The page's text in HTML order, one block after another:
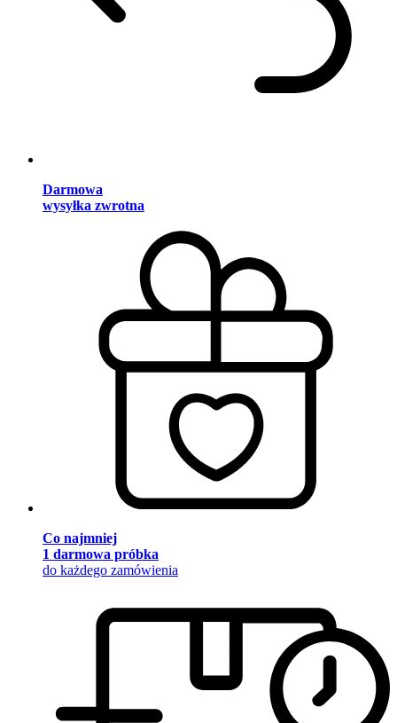
Darmowa
wysyłka zwrotna
Co najmniej
1 darmowa próbka
do każdego zamówienia